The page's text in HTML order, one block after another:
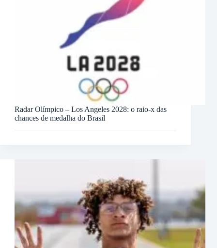
Radar Olímpico – Los Angeles 2028: o raio-x das
chances de medalha do Brasil